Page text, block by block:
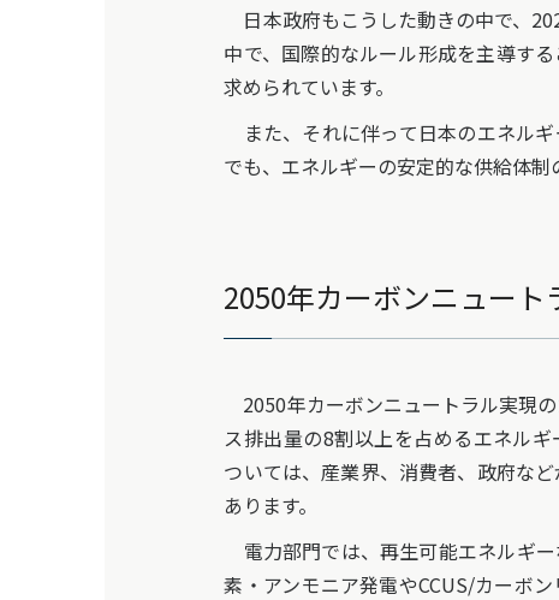
日本政府もこうした動きの中で、
中で、国際的なルール形成を主導す
求められています。
また、それに伴って日本のエネル
でも、エネルギーの安定的な供給体
2050年カーボンニュー
2050年カーボンニュートラル実現
ス排出量の8割以上を占めるエネル
ついては、産業界、消費者、政府な
あります。
電力部門では、再生可能エネルギ
素・アンモニア発電やCCUS/カーボ